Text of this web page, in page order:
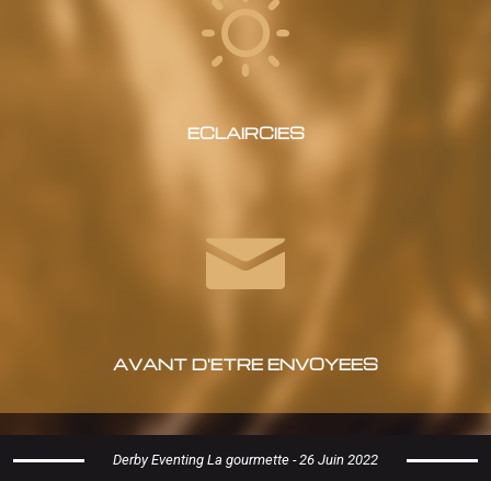
ECLAIRCIES
AVANT D'ETRE ENVOYEES
Derby Eventing La gourmette - 26 Juin 2022